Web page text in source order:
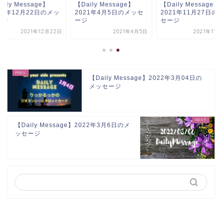
Message】
年12月22日のメッ
ジ
2021年12月22日
【Daily Message】
2021年4月5日のメッセ
ージ
2021年4月5日
【Daily Message】
2021年11月27日の
セージ
2021年11
【Daily Message】2022年3月04日の
メッセージ
【Daily Message】2022年3月6日のメ
ッセージ